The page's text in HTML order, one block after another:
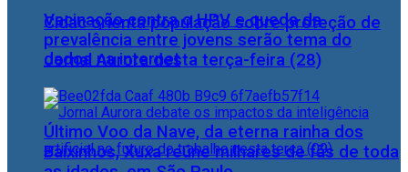
Cidac orienta população sobre proteção de
dados na internet
Vacinação contra o HPV e queda da
prevalência entre jovens serão tema do
Jornal Aurora desta terça-feira (28)
Último Voo da Nave, da eterna rainha dos
Baixinhos, Xuxa reúne milhares de fãs de toda